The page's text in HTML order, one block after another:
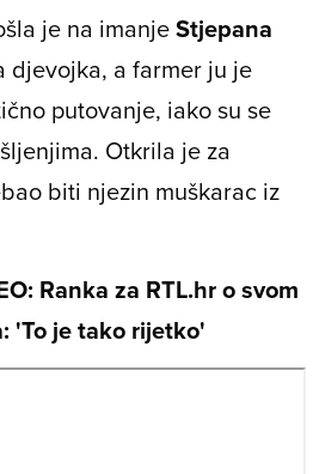
je na imanjeStjepana
djevojka, a farmer ju je
putovanje, iako su se
Otkrila je za
biti njezin muškarac iz
Ranka za RTL.hr o svom
'To je tako rijetko'